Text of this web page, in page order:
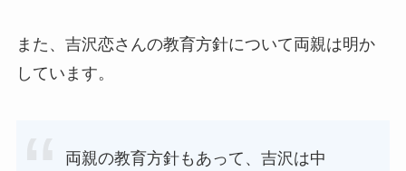
また、吉沢恋さんの教育方針について両親は明か
しています。
両親の教育方針もあって、吉沢は中